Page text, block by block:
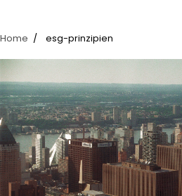
Home esg-prinzipien